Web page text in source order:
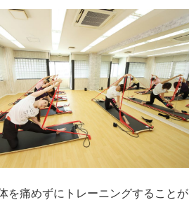
を痛めずにトレーニングすることが